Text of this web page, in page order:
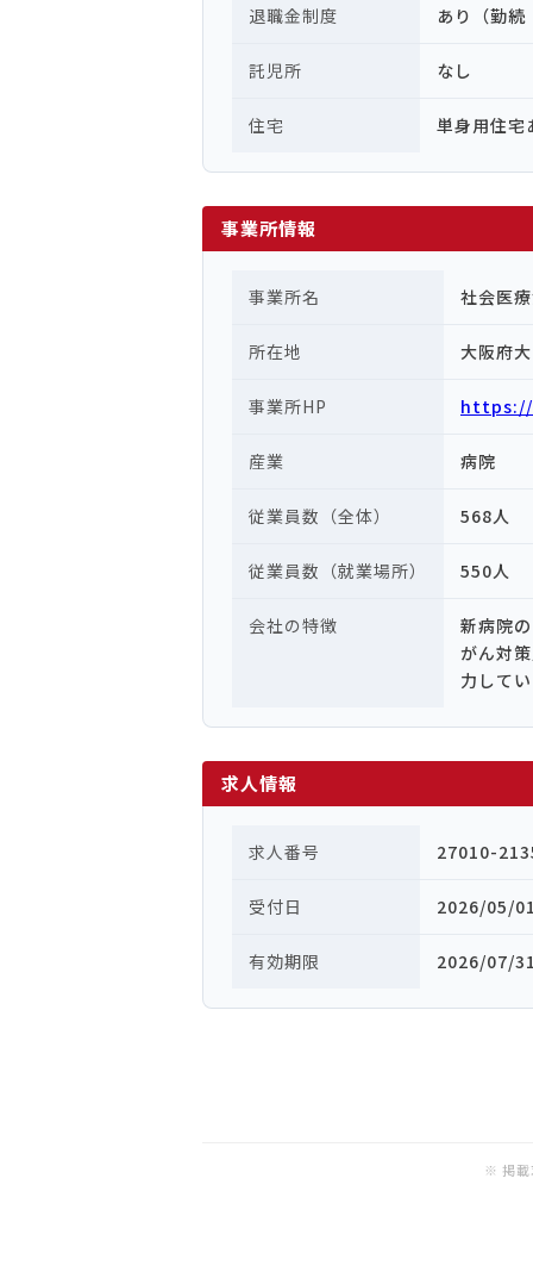
退職金制度 あり（勤
託児所 なし
住宅 単身用住
事業所情報
事業所名 社会医
所在地 大阪府
事業所HP
産業 病院
従業員数（全体） 568人
従業員数（就業場所） 550人
会社の特徴
新病院
がん対
力して
求人情報
求人番号 27010-
受付日 2026/05/
有効期限 2026/07/
※ 掲載